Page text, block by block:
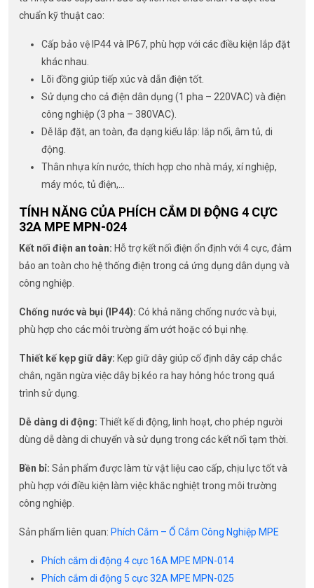
chuẩn kỹ thuật cao:
Cấp bảo vệ IP44 và IP67, phù hợp với các điều kiện lắp đặt
khác nhau.
Lõi đồng giúp tiếp xúc và dẫn điện tốt.
Sử dụng cho cả điện dân dụng (1 pha – 220VAC) và điện
công nghiệp (3 pha – 380VAC).
Dễ lắp đặt, an toàn, đa dạng kiểu lắp: lắp nổi, âm tủ, di
động.
Thân nhựa kín nước, thích hợp cho nhà máy, xí nghiệp,
máy móc, tủ điện,…
TÍNH NĂNG CỦA PHÍCH CẮM DI ĐỘNG 4 CỰC
32A MPE MPN-024
Kết nối điện an toàn: Hỗ trợ kết nối điện ổn định với 4 cực, đảm
bảo an toàn cho hệ thống điện trong cả ứng dụng dân dụng và
công nghiệp.
Chống nước và bụi (IP44): Có khả năng chống nước và bụi,
phù hợp cho các môi trường ẩm ướt hoặc có bụi nhẹ.
Thiết kế kẹp giữ dây: Kẹp giữ dây giúp cố định dây cáp chắc
chắn, ngăn ngừa việc dây bị kéo ra hay hỏng hóc trong quá
trình sử dụng.
Dễ dàng di động: Thiết kế di động, linh hoạt, cho phép người
dùng dễ dàng di chuyển và sử dụng trong các kết nối tạm thời.
Bền bỉ: Sản phẩm được làm từ vật liệu cao cấp, chịu lực tốt và
phù hợp với điều kiện làm việc khắc nghiệt trong môi trường
công nghiệp.
Sản phẩm liên quan: Phích Cắm – Ổ Cắm Công Nghiệp MPE
Phích cắm di động 4 cực 16A MPE MPN-014
Phích cắm di động 5 cực 32A MPE MPN-025